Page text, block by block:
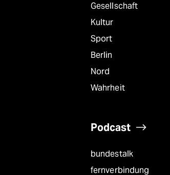
Gesellschaft
Kultur
Sport
Berlin
Nord
Wahrheit
Podcast
bundestalk
fernverbindung